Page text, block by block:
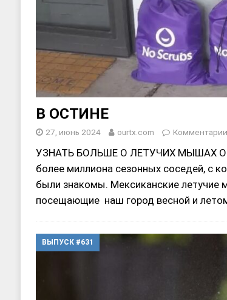
В ОСТИНЕ
27, июнь 2024 ourtx.com Комментарии
УЗНАТЬ БОЛЬШЕ О ЛЕТУЧИХ МЫШАХ
более миллиона сезонных соседей, с
были знакомы. Мексиканские
посещающие наш город весной и
ВЫПУСК #631